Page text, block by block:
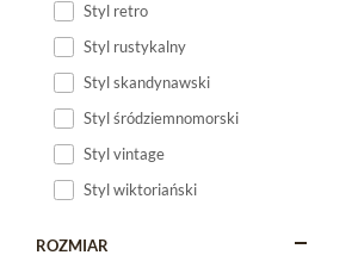
Styl retro
Styl rustykalny
Styl skandynawski
Styl śródziemnomorski
Styl vintage
Styl wiktoriański
ROZMIAR